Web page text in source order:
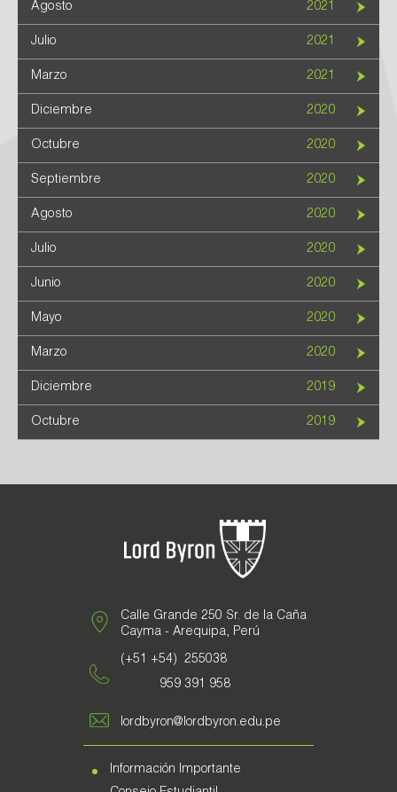
Agosto 2021
Julio 2021
Marzo 2021
Diciembre 2020
Octubre 2020
Septiembre 2020
Agosto 2020
Julio 2020
Junio 2020
Mayo 2020
Marzo 2020
Diciembre 2019
Octubre 2019
Calle Grande 250 Sr. de la Caña
Cayma - Arequipa, Perú
(+51 +54) 255038
959 391 958
lordbyron@lordbyron.edu.pe
Información Importante